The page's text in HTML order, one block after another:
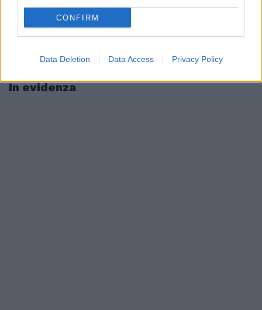
CONFIRM
Data Deletion Data Access Privacy Policy
In evidenza